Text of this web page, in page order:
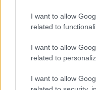
I want to allow
related to
I want to allow
related to
I want to allow